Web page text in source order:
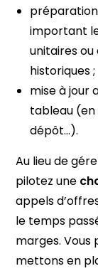
important
unitaires
historiques ;
mise à jour
tableau
dépôt…).
Au lieu de
pilotez une
appels
le temps
marges.
mettons en